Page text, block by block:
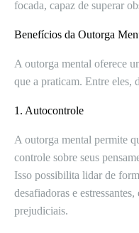
focada, capaz de superar
Benefícios da Outorga
A outorga mental oferece
que a praticam. Entre eles,
1. Autocontrole
A outorga mental permite
controle sobre seus
Isso possibilita lidar de
desafiadoras e
prejudiciais.